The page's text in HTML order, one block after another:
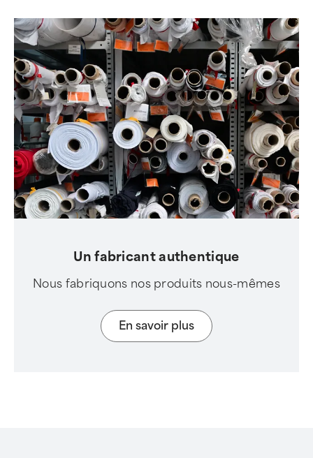
Un fabricant authentique
Nous fabriquons nos produits nous-mêmes
En savoir plus